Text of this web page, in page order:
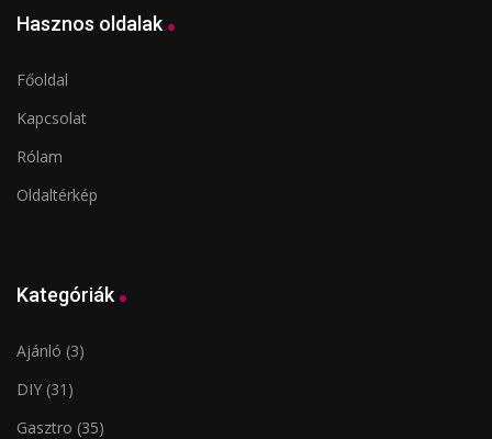
Hasznos oldalak
Főoldal
Kapcsolat
Rólam
Oldaltérkép
Kategóriák
Ajánló (3)
DIY (31)
Gasztro (35)